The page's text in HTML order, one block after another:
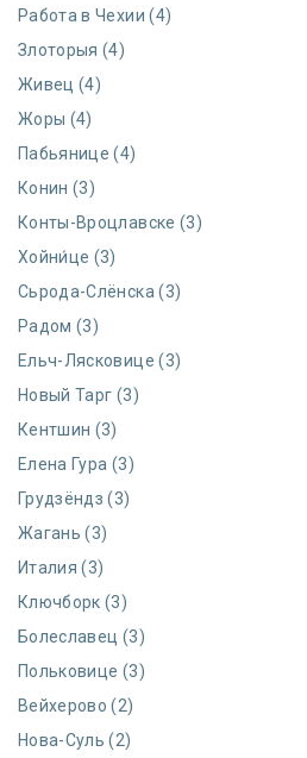
Работа в Чехии (4)
Злоторыя (4)
Живец (4)
Жоры (4)
Пабьянице (4)
Конин (3)
Конты-Вроцлавске (3)
Хойни́це (3)
Сьрода-Слёнска (3)
Радом (3)
Ельч-Лясковице (3)
Новый Тарг (3)
Кентшин (3)
Елена Гура (3)
Грудзёндз (3)
Жагань (3)
Италия (3)
Ключборк (3)
Болеславец (3)
Польковице (3)
Вейхерово (2)
Нова-Суль (2)